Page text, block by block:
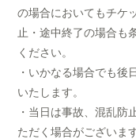
の場合においてもチケ
止・途中終了の場合も
ください。
・いかなる場合でも後
いたします。
・当日は事故、混乱防
ただく場合がございま